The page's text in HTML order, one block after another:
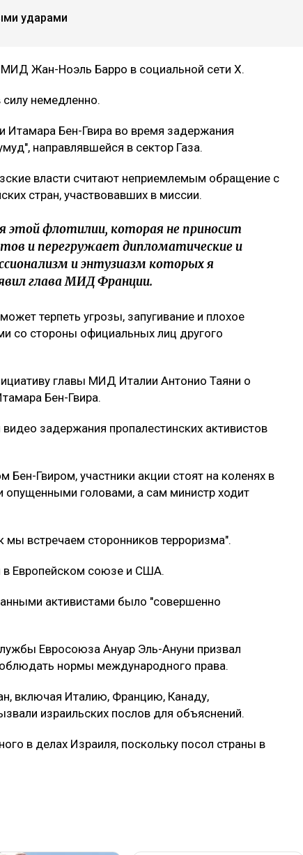
ударами
Жан-Ноэль Барро в социальной сети X.
силу немедленно.
Итамара Бен-Гвира во время задержания
направлявшейся в сектор Газа.
власти считают неприемлемым обращение с
стран, участвовавших в миссии.
этой флотилии, которая не приносит
и перегружает дипломатические и
и энтузиазм которых я
глава МИД Франции.
терпеть угрозы, запугивание и плохое
со стороны официальных лиц другого
главы МИД Италии Антонио Таяни о
Бен-Гвира.
задержания пропалестинских активистов
Бен-Гвиром, участники акции стоят на коленях в
головами, а сам министр ходит
мы встречаем сторонников терроризма".
в Европейском союзе и США.
активистами было "совершенно
Евросоюза Ануар Эль-Ануни призвал
нормы международного права.
включая Италию, Францию, Канаду,
израильских послов для объяснений.
в делах Израиля, поскольку посол страны в